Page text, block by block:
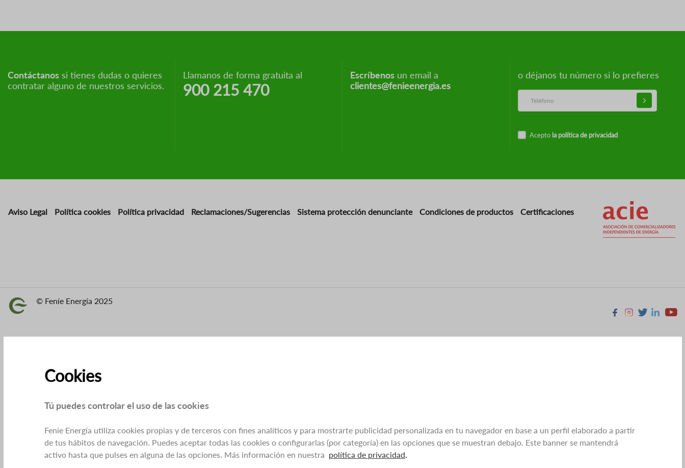
Contáctanos si tienes dudas o quieres
contratar alguno de nuestros servicios.
Llamanos de forma gratuita al
900 215 470
Escríbenos un email a
clientes@fenieenergia.es
o déjanos tu número si lo prefieres
Acepto la política de privacidad
Aviso Legal Política cookies Política privacidad Reclamaciones/Sugerencias Sistema protección denunciante Condiciones de productos Certificaciones
Imagen © Feníe Energía 2025
Facebook
Instagram
X Linkedin
Cookies
Tú puedes controlar el uso de las cookies
Feníe Energía utiliza cookies propias y de terceros con fines analíticos y para mostrarte publicidad personalizada en tu navegador en base a un perfil elaborado a partir
de tus hábitos de navegación. Puedes aceptar todas las cookies o configurarlas (por categoría) en las opciones que se muestran debajo. Este banner se mantendrá
activo hasta que pulses en alguna de las opciones. Más información en nuestra política de privacidad.